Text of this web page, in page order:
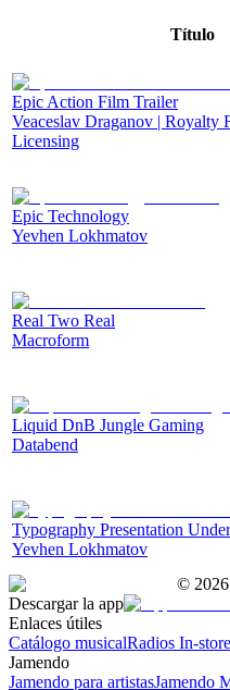
Título
Epic Action Film Trailer
Veaceslav Draganov | Royalty
Licensing
Epic Technology
Yevhen Lokhmatov
Real Two Real
Macroform
Liquid DnB Jungle Gaming
Databend
Typography Presentation
Yevhen Lokhmatov
© 2026
Descargar la app
Enlaces útiles
Catálogo musicalRadios In-store
Jamendo
Jamendo para artistasJamendo